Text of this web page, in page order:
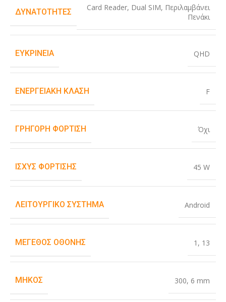
ΔΥΝΑΤΌΤΗΤΕΣ Card Reader, Dual SIM, Περιλαμβάνει
Πενάκι
ΕΥΚΡΊΝΕΙΑ QHD
ΕΝΕΡΓΕΙΑΚΉ ΚΛΆΣΗ F
ΓΡΉΓΟΡΗ ΦΌΡΤΙΣΗ Όχι
ΙΣΧΎΣ ΦΌΡΤΙΣΗΣ 45 W
ΛΕΙΤΟΥΡΓΙΚΌ ΣΎΣΤΗΜΑ Android
ΜΈΓΕΘΟΣ ΟΘΌΝΗΣ 1 , 13
ΜΉΚΟΣ 300, 6 mm